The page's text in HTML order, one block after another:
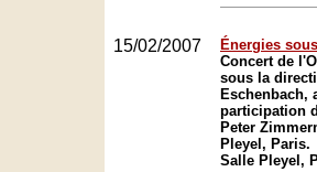
15/02/2007
Énergies
Concert de
sous la
Eschenbach,
participation
Peter
Pleyel, Paris.
Salle Pleyel,